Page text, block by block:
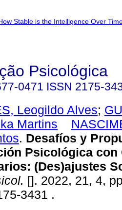
Psicológica
0471 ISSN 2175-
Leogildo Alves;
Martins
. Desafíos y
Psicológica con
: (Des)ajustes
[]. 2022, 21, 4,
3431 .